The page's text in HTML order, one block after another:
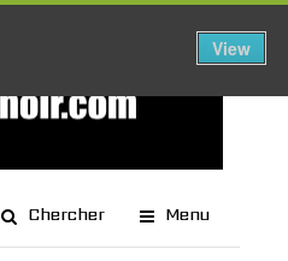
Chercher Menu
View